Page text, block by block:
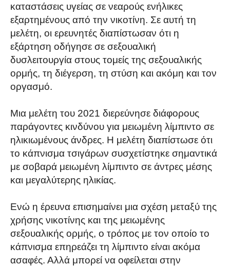
καταστάσεις υγείας σε νεαρούς ενήλικες
εξαρτημένους από την νικοτίνη. Σε αυτή τη
μελέτη, οι ερευνητές διαπίστωσαν ότι η
εξάρτηση οδήγησε σε σεξουαλική
δυσλειτουργία στους τομείς της σεξουαλικής
ορμής, τη διέγερση, τη στύση και ακόμη και τον
οργασμό.
Μια μελέτη του 2021 διερεύνησε διάφορους
παράγοντες κινδύνου για μειωμένη λίμπιντο σε
ηλικιωμένους άνδρες. Η μελέτη διαπίστωσε ότι
το κάπνισμα τσιγάρων συσχετίστηκε σημαντικά
με σοβαρά μειωμένη λίμπιντο σε άντρες μέσης
και μεγαλύτερης ηλικίας.
Ενώ η έρευνα επισημαίνει μια σχέση μεταξύ της
χρήσης νικοτίνης και της μειωμένης
σεξουαλικής ορμής, ο τρόπος με τον οποίο το
κάπνισμα επηρεάζει τη λίμπιντο είναι ακόμα
ασαφές. Αλλά μπορεί να οφείλεται στην